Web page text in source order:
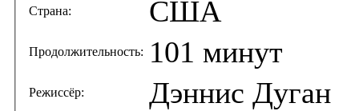
Страна: США
Продолжительность: 101 минут
Режиссёр: Дэннис Дуган